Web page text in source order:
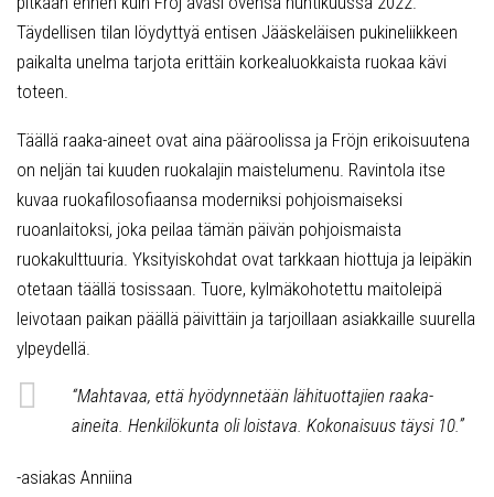
Täydellisen tilan löydyttyä entisen Jääskeläisen pukineliikkeen
paikalta unelma tarjota erittäin korkealuokkaista ruokaa kävi
toteen.
Täällä raaka-aineet ovat aina pääroolissa ja Fröjn erikoisuutena
on neljän tai kuuden ruokalajin maistelumenu. Ravintola itse
kuvaa ruokafilosofiaansa moderniksi pohjoismaiseksi
ruoanlaitoksi, joka peilaa tämän päivän pohjoismaista
ruokakulttuuria. Yksityiskohdat ovat tarkkaan hiottuja ja leipäkin
otetaan täällä tosissaan. Tuore, kylmäkohotettu maitoleipä
leivotaan paikan päällä päivittäin ja tarjoillaan asiakkaille suurella
ylpeydellä.
“Mahtavaa, että hyödynnetään lähituottajien raaka-
aineita. Henkilökunta oli loistava. Kokonaisuus täysi 10.”
-asiakas Anniina